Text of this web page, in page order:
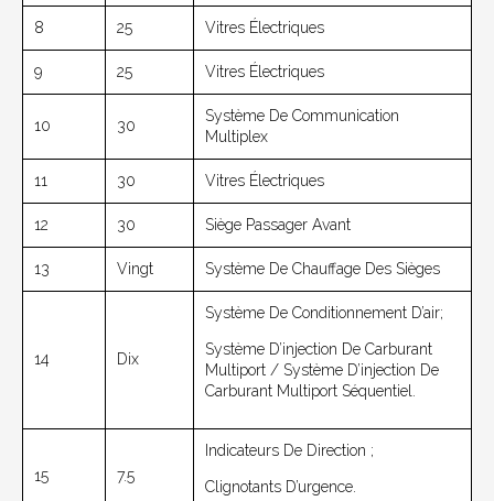
8 25 Vitres Électriques
9 25 Vitres Électriques
10 30
Système De Communication
Multiplex
11 30 Vitres Électriques
12 30 Siège Passager Avant
13 Vingt Système De Chauffage Des Sièges
14 Dix
Système De Conditionnement D’air;
Système D’injection De Carburant
Multiport / Système D’injection De
Carburant Multiport Séquentiel.
15 7.5
Indicateurs De Direction ;
Clignotants D’urgence.